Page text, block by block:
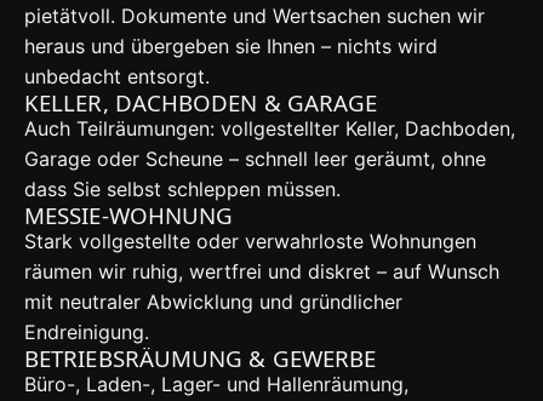
pietätvoll. Dokumente und Wertsachen suchen wir
heraus und übergeben sie Ihnen – nichts wird
unbedacht entsorgt.
KELLER, DACHBODEN & GARAGE
Auch Teilräumungen: vollgestellter Keller, Dachboden,
Garage oder Scheune – schnell leer geräumt, ohne
dass Sie selbst schleppen müssen.
MESSIE-WOHNUNG
Stark vollgestellte oder verwahrloste Wohnungen
räumen wir ruhig, wertfrei und diskret – auf Wunsch
mit neutraler Abwicklung und gründlicher
Endreinigung.
BETRIEBSRÄUMUNG & GEWERBE
Büro-, Laden-, Lager- und Hallenräumung,